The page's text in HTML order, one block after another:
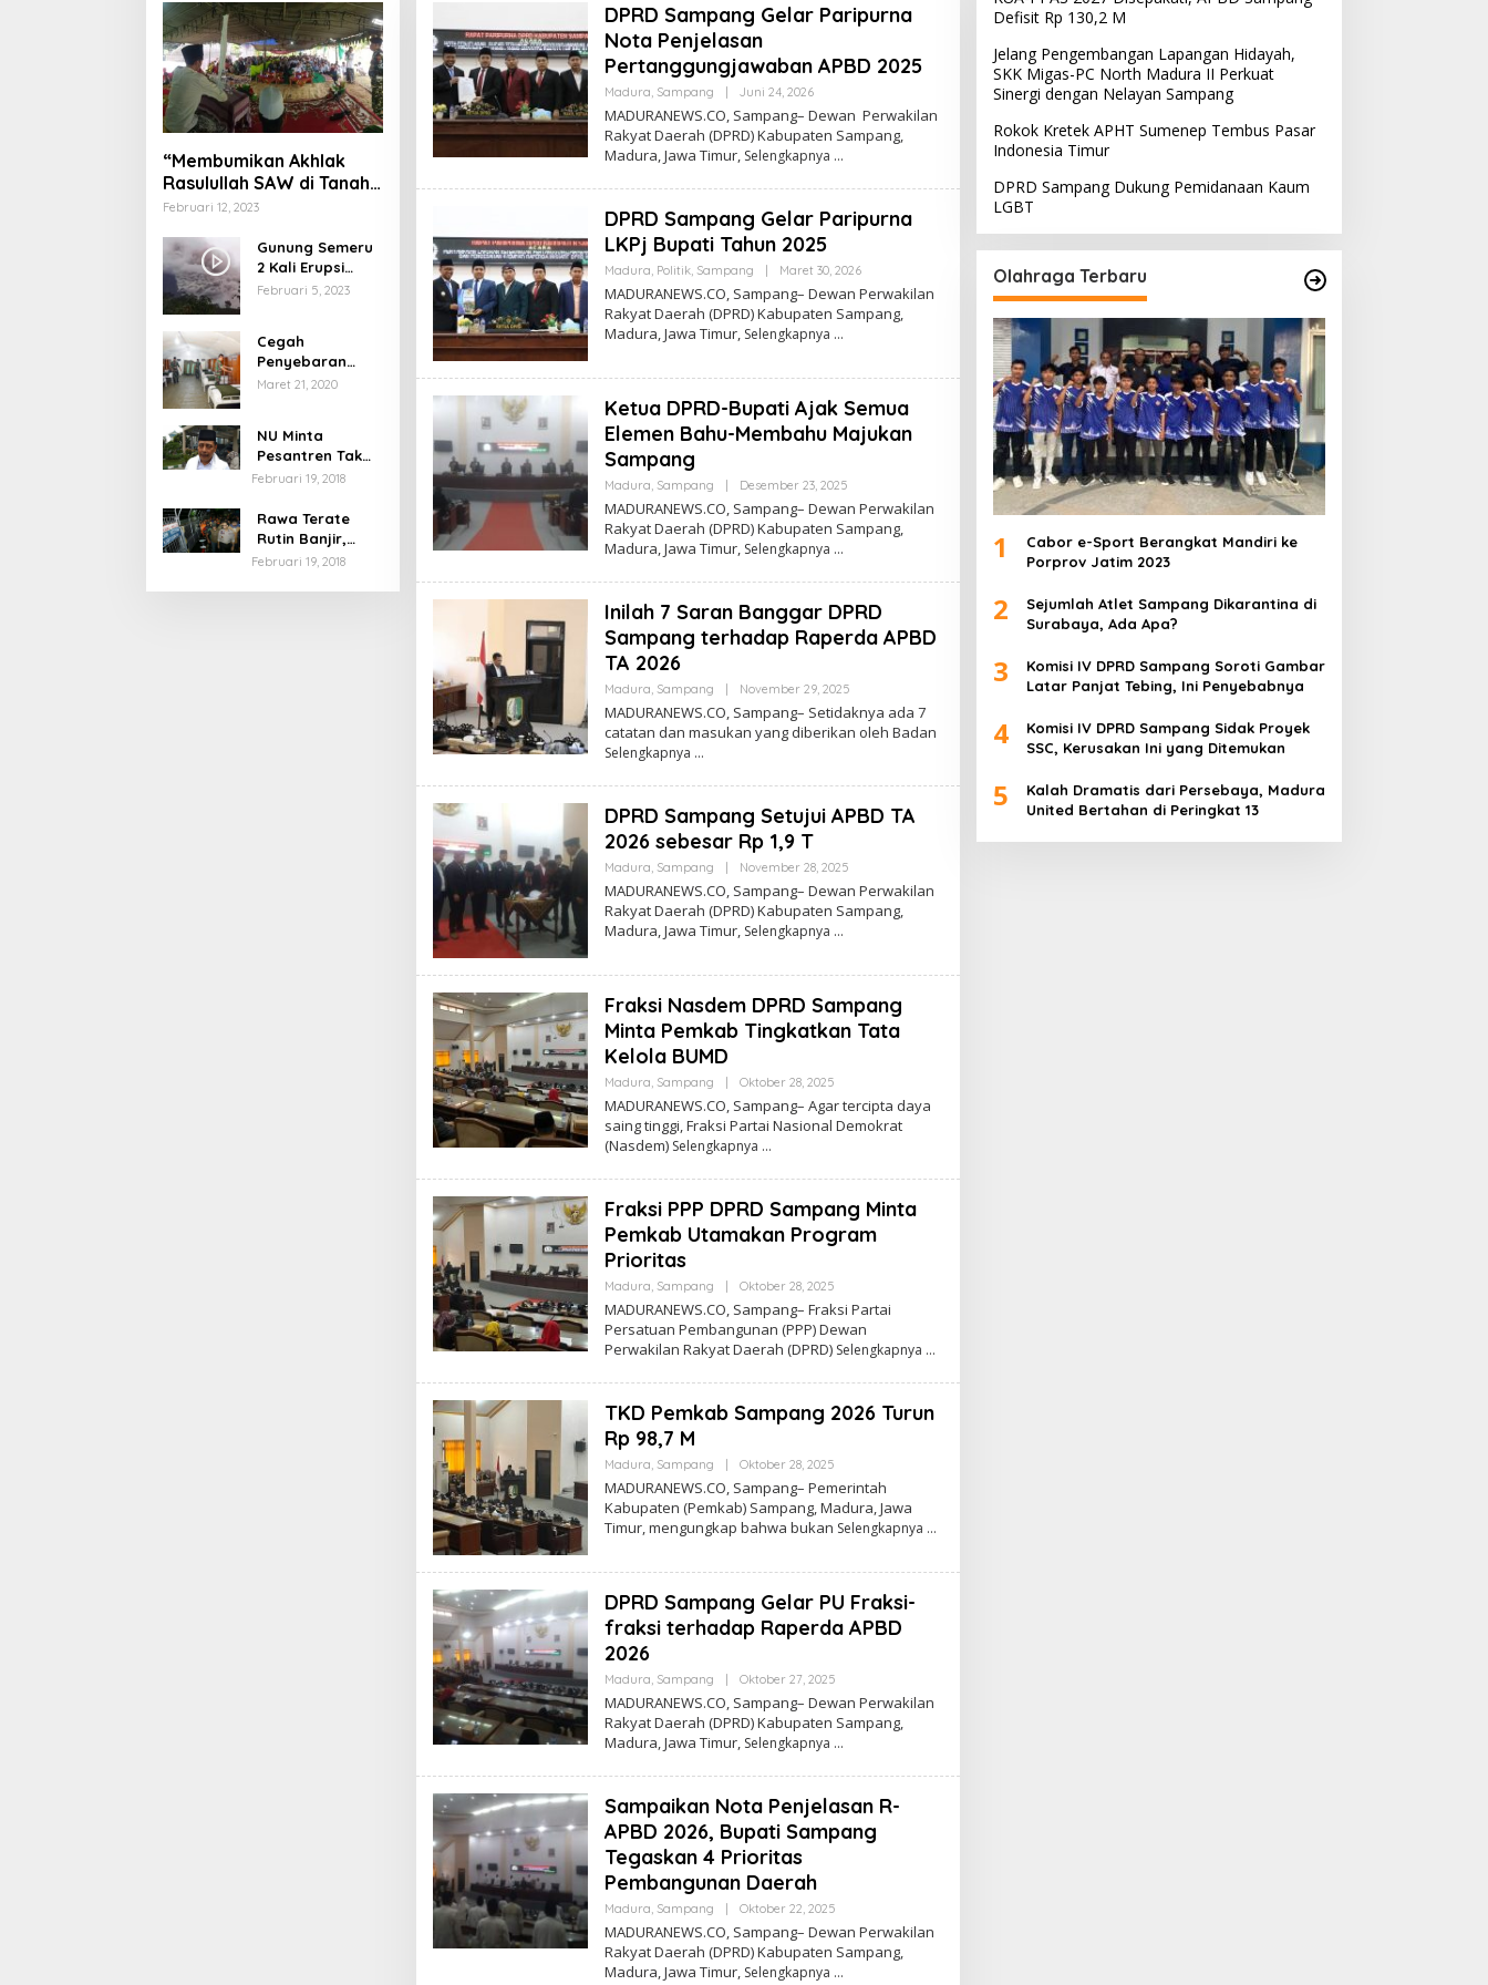
“Membumikan Akhlak
Rasulullah SAW di Tanah
Nusantara”
Februari 12, 2023
Gunung Semeru
2 Kali Erupsi
dengan Tinggi
Februari 5, 2023
Cegah
Penyebaran
Virus Corona,
Pelayanan
Maret 21, 2020
NU Minta
Pesantren Tak
Terprovokasi
Februari 19, 2018
Rawa Terate
Rutin Banjir,
Anies Bakal Cek
Februari 19, 2018
DPRD Sampang Gelar Paripurna
Nota Penjelasan
Pertanggungjawaban APBD 2025
Madura, Sampang Juni 24, 2026Oleh
MADURANEWS.CO, Sampang– Dewan Perwakilan
Rakyat Daerah (DPRD) Kabupaten Sampang,
Madura, Jawa Timur, Selengkapnya
DPRD Sampang Gelar Paripurna
LKPj Bupati Tahun 2025
Madura, Politik, Sampang Maret 30, 2026Oleh
MADURANEWS.CO, Sampang– Dewan Perwakilan
Rakyat Daerah (DPRD) Kabupaten Sampang,
Madura, Jawa Timur, Selengkapnya
Ketua DPRD-Bupati Ajak Semua
Elemen Bahu-Membahu Majukan
Sampang
Madura, Sampang Desember 23, 2025Oleh
MADURANEWS.CO, Sampang– Dewan Perwakilan
Rakyat Daerah (DPRD) Kabupaten Sampang,
Madura, Jawa Timur, Selengkapnya
Inilah 7 Saran Banggar DPRD
Sampang terhadap Raperda APBD
TA 2026
Madura, Sampang November 29, 2025Oleh
MADURANEWS.CO, Sampang– Setidaknya ada 7
catatan dan masukan yang diberikan oleh Badan
Selengkapnya
DPRD Sampang Setujui APBD TA
2026 sebesar Rp 1,9 T
Madura, Sampang November 28, 2025Oleh
MADURANEWS.CO, Sampang– Dewan Perwakilan
Rakyat Daerah (DPRD) Kabupaten Sampang,
Madura, Jawa Timur, Selengkapnya
Fraksi Nasdem DPRD Sampang
Minta Pemkab Tingkatkan Tata
Kelola BUMD
Madura, Sampang Oktober 28, 2025Oleh
MADURANEWS.CO, Sampang– Agar tercipta daya
saing tinggi, Fraksi Partai Nasional Demokrat
(Nasdem) Selengkapnya
Fraksi PPP DPRD Sampang Minta
Pemkab Utamakan Program
Prioritas
Madura, Sampang Oktober 28, 2025Oleh
MADURANEWS.CO, Sampang– Fraksi Partai
Persatuan Pembangunan (PPP) Dewan
Perwakilan Rakyat Daerah (DPRD) Selengkapnya
TKD Pemkab Sampang 2026 Turun
Rp 98,7 M
Madura, Sampang Oktober 28, 2025Oleh
MADURANEWS.CO, Sampang– Pemerintah
Kabupaten (Pemkab) Sampang, Madura, Jawa
Timur, mengungkap bahwa bukan Selengkapnya
DPRD Sampang Gelar PU Fraksi-
fraksi terhadap Raperda APBD
2026
Madura, Sampang Oktober 27, 2025Oleh
MADURANEWS.CO, Sampang– Dewan Perwakilan
Rakyat Daerah (DPRD) Kabupaten Sampang,
Madura, Jawa Timur, Selengkapnya
Sampaikan Nota Penjelasan R-
APBD 2026, Bupati Sampang
Tegaskan 4 Prioritas
Pembangunan Daerah
Madura, Sampang Oktober 22, 2025Oleh
MADURANEWS.CO, Sampang– Dewan Perwakilan
Rakyat Daerah (DPRD) Kabupaten Sampang,
Madura, Jawa Timur, Selengkapnya
Defisit Rp 130,2 M
Jelang Pengembangan Lapangan Hidayah,
SKK Migas-PC North Madura II Perkuat
Sinergi dengan Nelayan Sampang
Rokok Kretek APHT Sumenep Tembus Pasar
Indonesia Timur
DPRD Sampang Dukung Pemidanaan Kaum
LGBT
Olahraga Terbaru
1
Cabor e-Sport Berangkat Mandiri ke
Porprov Jatim 2023
2
Sejumlah Atlet Sampang Dikarantina di
Surabaya, Ada Apa?
3
Komisi IV DPRD Sampang Soroti Gambar
Latar Panjat Tebing, Ini Penyebabnya
4
Komisi IV DPRD Sampang Sidak Proyek
SSC, Kerusakan Ini yang Ditemukan
5
Kalah Dramatis dari Persebaya, Madura
United Bertahan di Peringkat 13